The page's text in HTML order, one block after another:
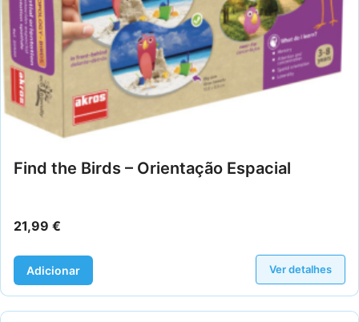
Find the Birds – Orientação Espacial
21,99 €
Adicionar Ver detalhes